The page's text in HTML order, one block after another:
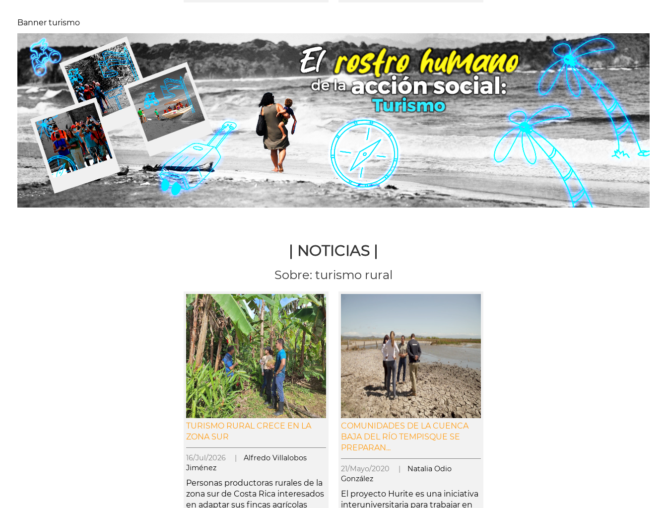
Banner turismo
| NOTICIAS |
Sobre: turismo rural
TURISMO RURAL CRECE EN LA
ZONA SUR
16/Jul/2026 | Alfredo Villalobos
Jiménez
Personas productoras rurales de la
zona sur de Costa Rica interesados
en adaptar sus fincas agrícolas
COMUNIDADES DE LA CUENCA
BAJA DEL RÍO TEMPISQUE SE
PREPARAN...
21/Mayo/2020 | Natalia Odio
González
El proyecto Hurite es una iniciativa
interuniversitaria para trabajar en